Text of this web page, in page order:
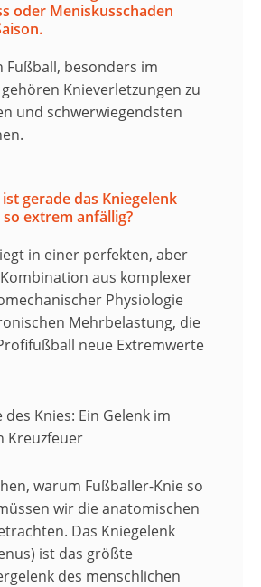
oder Meniskusschaden
Fußball, besonders im
Knieverletzungen zu
und schwerwiegendsten
gerade das Kniegelenk
extrem anfällig?
in einer perfekten, aber
aus komplexer
Physiologie
Mehrbelastung, die
neue Extremwerte
Knies: Ein Gelenk im
Kreuzfeuer
warum Fußballer-Knie so
wir die anatomischen
Das Kniegelenk
ist das größte
des menschlichen